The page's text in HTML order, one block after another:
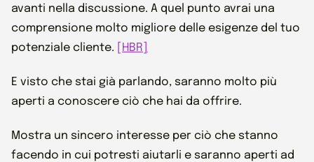
avanti nella discussione. A quel punto avrai una
comprensione molto migliore delle esigenze del tuo
potenziale cliente.
[HBR]
E visto che stai già parlando, saranno molto più
aperti a conoscere ciò che hai da offrire.
Mostra un sincero interesse per ciò che stanno
facendo in cui potresti aiutarli e saranno aperti ad